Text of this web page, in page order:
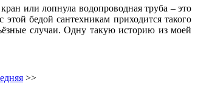
или лопнула водопроводная труба – это
бедой сантехникам приходится такого
случаи. Одну такую историю из моей
>>